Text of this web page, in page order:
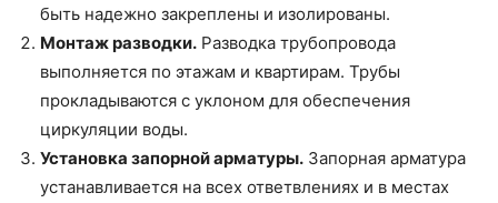
быть надежно закреплены и изолированы.
Монтаж разводки. Разводка трубопровода
выполняется по этажам и квартирам. Трубы
прокладываются с уклоном для обеспечения
циркуляции воды.
Установка запорной арматуры. Запорная арматура
устанавливается на всех ответвлениях и в местах